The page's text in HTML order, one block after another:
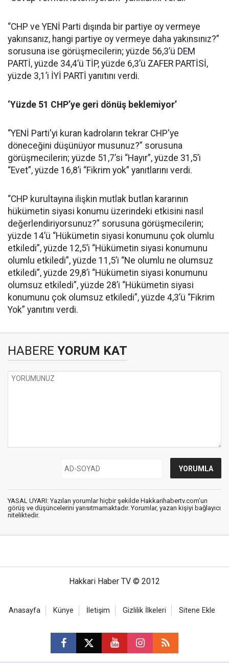
“CHP ve YENİ Parti dışında bir partiye oy vermeye
yakınsanız, hangi partiye oy vermeye daha yakınsınız?”
sorusuna ise görüşmecilerin; yüzde 56,3’ü DEM
PARTİ, yüzde 34,4’ü TİP, yüzde 6,3’ü ZAFER PARTİSİ,
yüzde 3,1’i İYİ PARTİ yanıtını verdi.
‘Yüzde 51 CHP’ye geri dönüş beklemiyor’
“YENİ Parti'yi kuran kadroların tekrar CHP'ye
döneceğini düşünüyor musunuz?” sorusuna
görüşmecilerin; yüzde 51,7’si “Hayır”, yüzde 31,5’i
“Evet”, yüzde 16,8’i “Fikrim yok” yanıtlarını verdi.
“CHP kurultayına ilişkin mutlak butlan kararının
hükümetin siyasi konumu üzerindeki etkisini nasıl
değerlendiriyorsunuz?” sorusuna görüşmecilerin;
yüzde 14’ü “Hükümetin siyasi konumunu çok olumlu
etkiledi”, yüzde 12,5’i “Hükümetin siyasi konumunu
olumlu etkiledi”, yüzde 11,5’i “Ne olumlu ne olumsuz
etkiledi”, yüzde 29,8’i “Hükümetin siyasi konumunu
olumsuz etkiledi”, yüzde 28’i “Hükümetin siyasi
konumunu çok olumsuz etkiledi”, yüzde 4,3’ü “Fikrim
Yok” yanıtını verdi.
HABERE YORUM KAT
YASAL UYARI: Yazılan yorumlar hiçbir şekilde Hakkarihabertv.com’un
görüş ve düşüncelerini yansıtmamaktadır. Yorumlar, yazan kişiyi bağlayıcı
niteliktedir.
Hakkari Haber TV © 2012
Anasayfa Künye İletişim Gizlilik İlkeleri Sitene Ekle